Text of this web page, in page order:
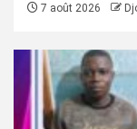
7 août 2026